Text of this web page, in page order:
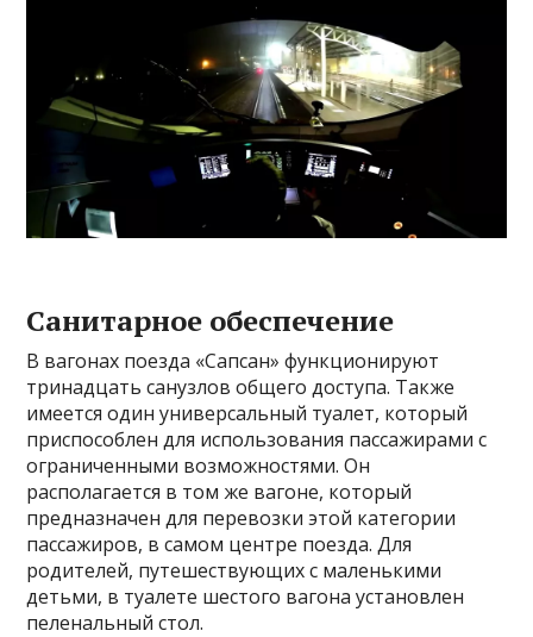
Санитарное обеспечение
В вагонах поезда «Сапсан» функционируют
тринадцать санузлов общего доступа. Также
имеется один универсальный туалет, который
приспособлен для использования пассажирами с
ограниченными возможностями. Он
располагается в том же вагоне, который
предназначен для перевозки этой категории
пассажиров, в самом центре поезда. Для
родителей, путешествующих с маленькими
детьми, в туалете шестого вагона установлен
пеленальный стол.